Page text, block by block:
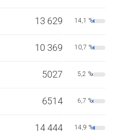
13 629 14,1 %
10 369 10,7 %
5027 5,2 %
6514 6,7 %
14 444 14,9 %